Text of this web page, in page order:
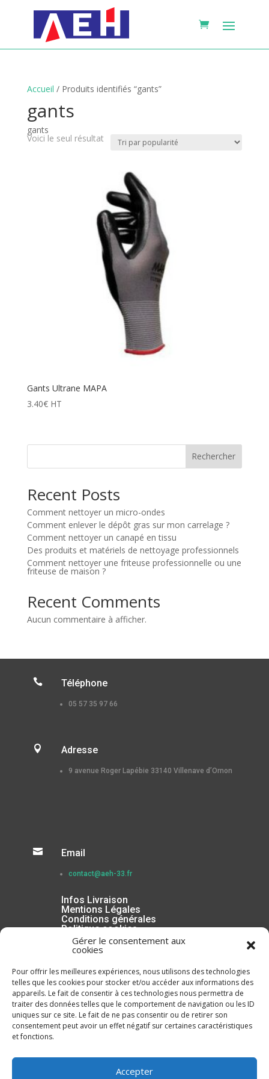
Gérer le consentement aux
cookies
Pour offrir les meilleures expériences, nous utilisons des technologies
telles que les cookies pour stocker et/ou accéder aux informations des
appareils. Le fait de consentir à ces technologies nous permettra de
traiter des données telles que le comportement de navigation ou les ID
uniques sur ce site. Le fait de ne pas consentir ou de retirer son
consentement peut avoir un effet négatif sur certaines caractéristiques
et fonctions.
Accepter
Accueil / Produits identifiés “gants”
gants
gants
Voici le seul résultat
Gants Ultrane MAPA
3.40€ HT
Rechercher
Recent Posts
Comment nettoyer un micro-ondes
Comment enlever le dépôt gras sur mon carrelage ?
Comment nettoyer un canapé en tissu
Des produits et matériels de nettoyage professionnels
Comment nettoyer une friteuse professionnelle ou une
friteuse de maison ?
Recent Comments
Aucun commentaire à afficher.
 Téléphone
05 57 35 97 66
 Adresse
9 avenue Roger Lapébie 33140 Villenave d’Ornon
 Email
contact@aeh-33.fr
Infos Livraison
Mentions Légales
Conditions générales
Politique cookies